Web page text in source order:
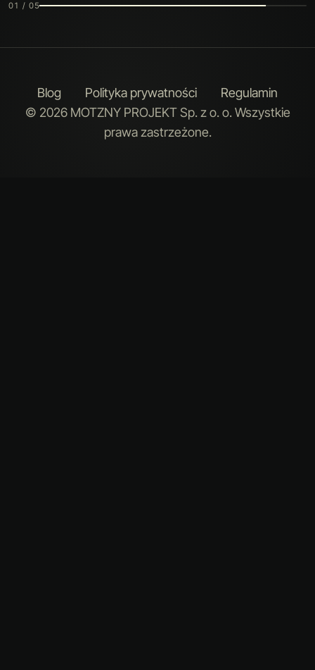
01 / 05
Blog Polityka prywatności
Regulamin
© 2026 MOTZNY PROJEKT Sp. z o. o. Wszystkie
prawa zastrzeżone.